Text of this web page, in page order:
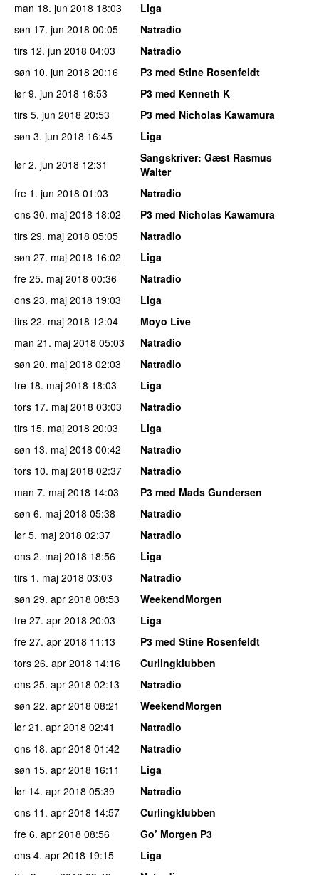
man 18. jun 2018 18:03
Liga
søn 17. jun 2018 00:05
Natradio
tirs 12. jun 2018 04:03
Natradio
søn 10. jun 2018 20:16
P3 med Stine Rosenfeldt
lør 9. jun 2018 16:53
P3 med Kenneth K
tirs 5. jun 2018 20:53
P3 med Nicholas Kawamura
søn 3. jun 2018 16:45
Liga
lør 2. jun 2018 12:31 Sangskriver: Gæst Rasmus
Walter
fre 1. jun 2018 01:03
Natradio
ons 30. maj 2018 18:02
P3 med Nicholas Kawamura
tirs 29. maj 2018 05:05
Natradio
søn 27. maj 2018 16:02
Liga
fre 25. maj 2018 00:36
Natradio
ons 23. maj 2018 19:03
Liga
tirs 22. maj 2018 12:04
Moyo Live
man 21. maj 2018 05:03
Natradio
søn 20. maj 2018 02:03
Natradio
fre 18. maj 2018 18:03
Liga
tors 17. maj 2018 03:03
Natradio
tirs 15. maj 2018 20:03
Liga
søn 13. maj 2018 00:42
Natradio
tors 10. maj 2018 02:37
Natradio
man 7. maj 2018 14:03
P3 med Mads Gundersen
søn 6. maj 2018 05:38
Natradio
lør 5. maj 2018 02:37
Natradio
ons 2. maj 2018 18:56
Liga
tirs 1. maj 2018 03:03
Natradio
søn 29. apr 2018 08:53
WeekendMorgen
fre 27. apr 2018 20:03
Liga
fre 27. apr 2018 11:13
P3 med Stine Rosenfeldt
tors 26. apr 2018 14:16
Curlingklubben
ons 25. apr 2018 02:13
Natradio
søn 22. apr 2018 08:21
WeekendMorgen
lør 21. apr 2018 02:41
Natradio
ons 18. apr 2018 01:42
Natradio
søn 15. apr 2018 16:11
Liga
lør 14. apr 2018 05:39
Natradio
ons 11. apr 2018 14:57
Curlingklubben
fre 6. apr 2018 08:56
Go’ Morgen P3
ons 4. apr 2018 19:15
Liga